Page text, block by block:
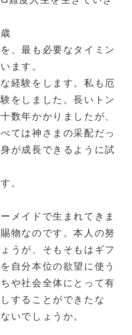
、最も必要なタイミン
ます。
経験をします。私も厄
をしました。長いトン
数年かかりましたが、
ては神さまの采配だっ
が成長できるように試
。
メイドで生まれてきま
物なのです。本人の努
うが、そもそもはギフ
自分本位の欲望に使う
や社会全体にとって有
することができたな
いでしょうか。